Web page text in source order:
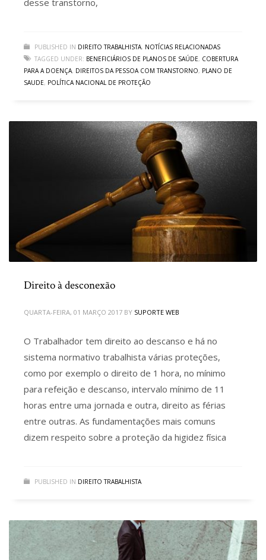
desse transtorno,
PUBLISHED IN DIREITO TRABALHISTA, NOTÍCIAS RELACIONADAS
TAGGED UNDER: BENEFICIÁRIOS DE PLANOS DE SAÚDE, COBERTURA
PARA A DOENÇA, DIREITOS DA PESSOA COM TRANSTORNO, PLANO DE
SAUDE, POLÍTICA NACIONAL DE PROTEÇÃO
Direito à desconexão
QUARTA-FEIRA, 01 MARÇO 2017 BY SUPORTE WEB
O Trabalhador tem direito ao descanso e há no
sistema normativo trabalhista várias proteções,
como por exemplo o direito de 1 hora, no mínimo
para refeição e descanso, intervalo mínimo de 11
horas entre uma jornada e outra, direito as férias
entre outras. As fundamentações mais comuns
dizem respeito sobre a proteção da higidez física
PUBLISHED IN DIREITO TRABALHISTA